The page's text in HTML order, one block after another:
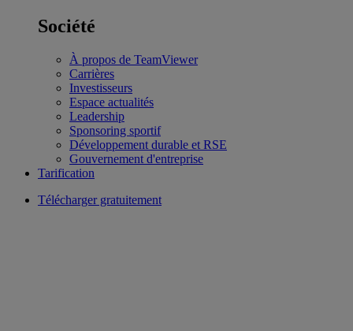
Société
À propos de TeamViewer
Carrières
Investisseurs
Espace actualités
Leadership
Sponsoring sportif
Développement durable et RSE
Gouvernement d'entreprise
Tarification
Télécharger gratuitement